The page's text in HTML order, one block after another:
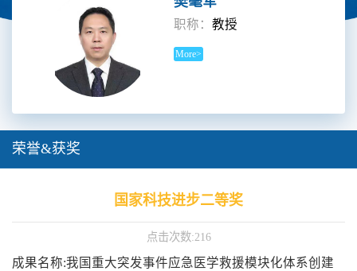
职称：教授
More>
荣誉&获奖
国家科技进步二等奖
点击次数:216
成果名称:我国重大突发事件应急医学救援模块化体系创建